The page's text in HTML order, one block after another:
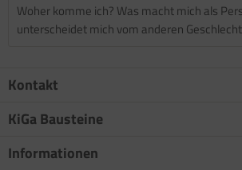
Woher komme ich? Was macht mich als
unterscheidet mich vom anderen
Kontakt
KiGa Bausteine
Informationen